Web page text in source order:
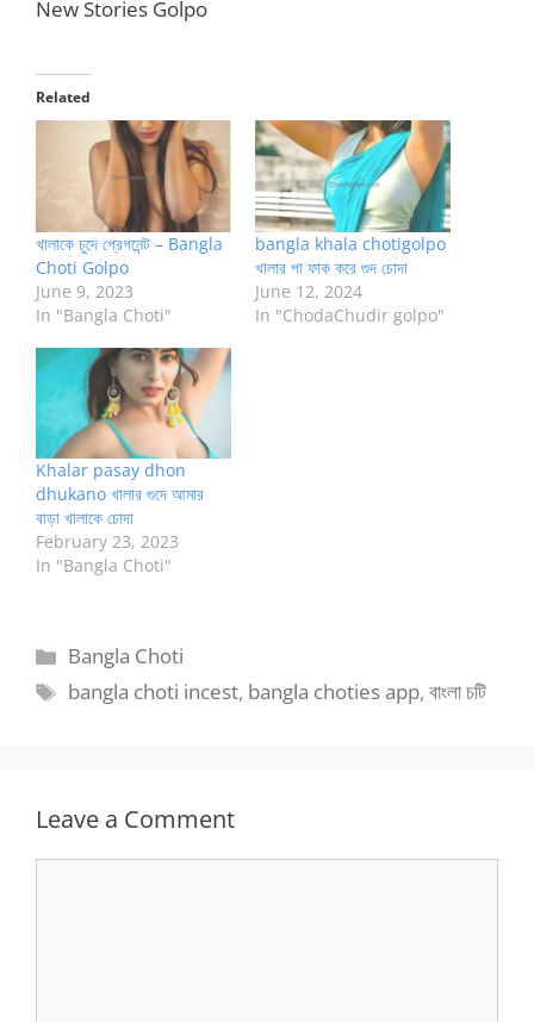
New Stories Golpo
Related
খালাকে চুদে প্রেগনেন্ট – Bangla
Choti Golpo
June 9, 2023
In "Bangla Choti"
bangla khala chotigolpo
খালার পা ফাক করে গুদ চোদা
June 12, 2024
In "ChodaChudir golpo"
Khalar pasay dhon
dhukano খালার গুদে আমার
বাড়া খালাকে চোদা
February 23, 2023
In "Bangla Choti"
Categories
Bangla Choti
Tags
bangla choti incest, bangla choties app,বাংলা চটি
Leave a Comment